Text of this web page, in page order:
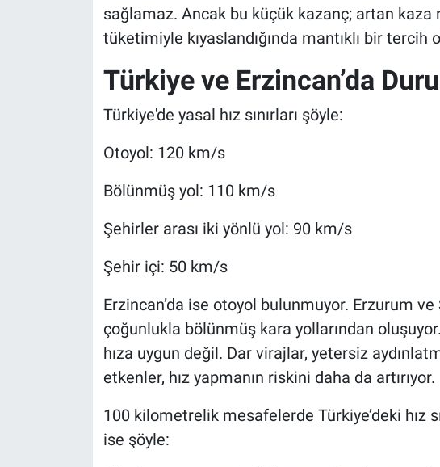
sağlamaz. Ancak bu küçük kazanç; artan kaza
tüketimiyle kıyaslandığında mantıklı bir tercih
Türkiye ve Erzincan’da
Türkiye'de yasal hız sınırları şöyle:
Otoyol: 120 km/s
Bölünmüş yol: 110 km/s
Şehirler arası iki yönlü yol: 90 km/s
Şehir içi: 50 km/s
Erzincan’da ise otoyol bulunmuyor. Erzurum
çoğunlukla bölünmüş kara yollarından
hıza uygun değil. Dar virajlar, yetersiz
etkenler, hız yapmanın riskini daha da artırıyor.
100 kilometrelik mesafelerde Türkiye’deki hız
ise şöyle: